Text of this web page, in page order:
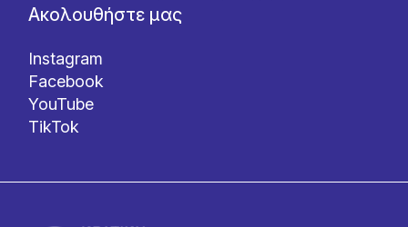
Ακολουθήστε μας
Instagram
Facebook
YouTube
TikTok